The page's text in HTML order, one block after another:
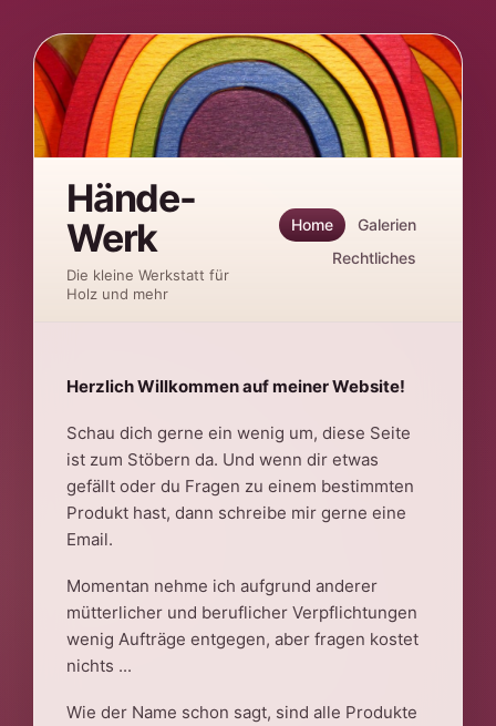
Hände-
Werk
Die kleine Werkstatt für
Holz und mehr
Home
Galerien
Rechtliches
Herzlich Willkommen auf meiner Website!
Schau dich gerne ein wenig um, diese Seite
ist zum Stöbern da. Und wenn dir etwas
gefällt oder du Fragen zu einem bestimmten
Produkt hast, dann schreibe mir gerne eine
Email.
Momentan nehme ich aufgrund anderer
mütterlicher und beruflicher Verpflichtungen
wenig Aufträge entgegen, aber fragen kostet
nichts ...
Wie der Name schon sagt, sind alle Produkte